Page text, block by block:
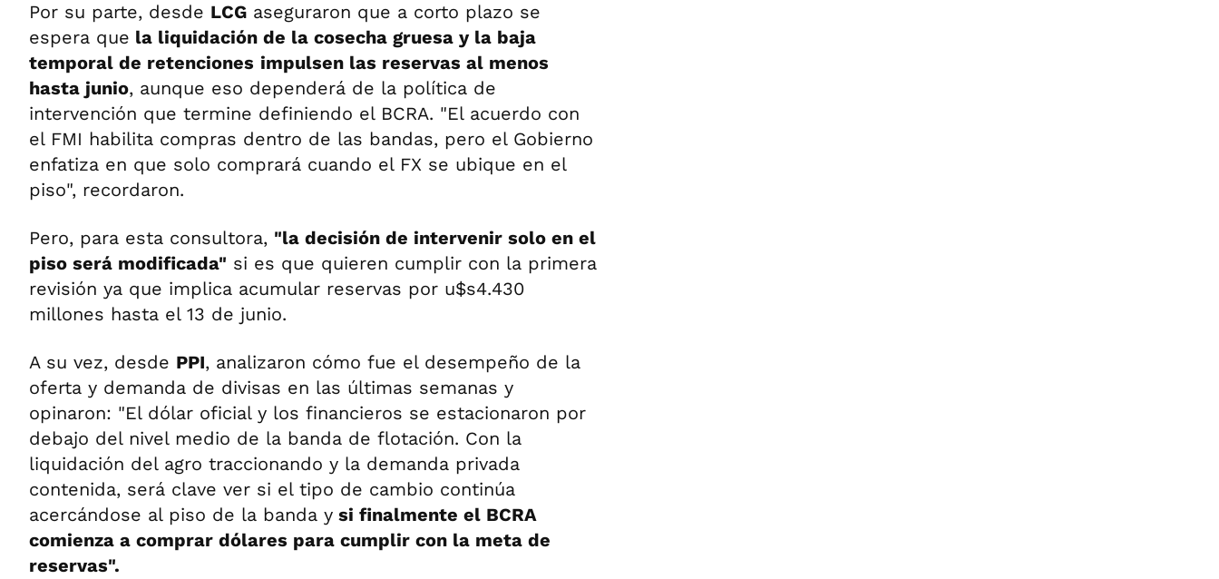
Por su parte, desde LCG aseguraron que a corto plazo se
espera que la liquidación de la cosecha gruesa y la baja
temporal de retenciones impulsen las reservas al menos
hasta junio, aunque eso dependerá de la política de
intervención que termine definiendo el BCRA. "El acuerdo con
el FMI habilita compras dentro de las bandas, pero el Gobierno
enfatiza en que solo comprará cuando el FX se ubique en el
piso", recordaron.
Pero, para esta consultora, "la decisión de intervenir solo en el
piso será modificada" si es que quieren cumplir con la primera
revisión ya que implica acumular reservas por u$s4.430
millones hasta el 13 de junio.
A su vez, desde PPI, analizaron cómo fue el desempeño de la
oferta y demanda de divisas en las últimas semanas y
opinaron: "El dólar oficial y los financieros se estacionaron por
debajo del nivel medio de la banda de flotación. Con la
liquidación del agro traccionando y la demanda privada
contenida, será clave ver si el tipo de cambio continúa
acercándose al piso de la banda y si finalmente el BCRA
comienza a comprar dólares para cumplir con la meta de
reservas".